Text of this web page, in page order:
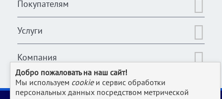
Покупателям
Услуги
Компания
Добро пожаловать на наш сайт!
Мы используем cookieи сервис обработки
персональных данных посредством метрической